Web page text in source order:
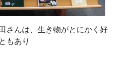
さんは、生き物がとにかく好
もあり